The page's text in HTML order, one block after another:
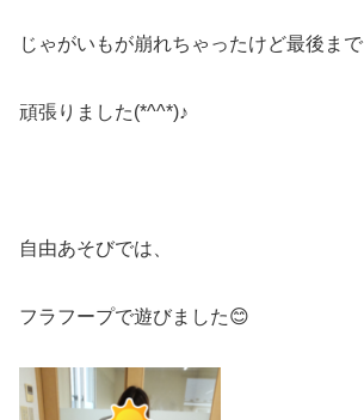
じゃがいもが崩れちゃったけど最後まで
頑張りました(*^^*)♪
自由あそびでは、
フラフープで遊びました😊